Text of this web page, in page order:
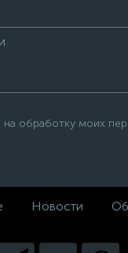
обработку моих
Новости